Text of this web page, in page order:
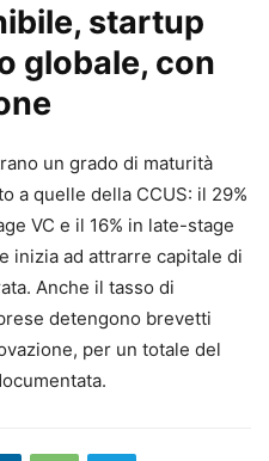
startup
globale, con
un grado di maturità
a quelle della CCUS: il 29%
VC e il 16% in late-stage
inizia ad attrarre capitale di
Anche il tasso di
detengono brevetti
per un totale del